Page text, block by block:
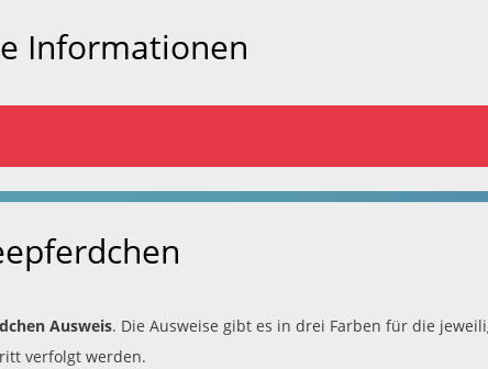
Informationen
Ausweis. Die Ausweise gibt es in drei Farben für die
verfolgt werden.